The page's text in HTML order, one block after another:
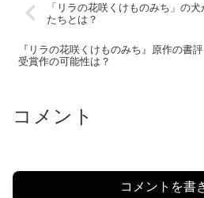
「リラの花咲くけものみち」の
たちとは？
『リラの花咲くけものみち』原作の書
受賞作の可能性は？
コメント
コメントを書